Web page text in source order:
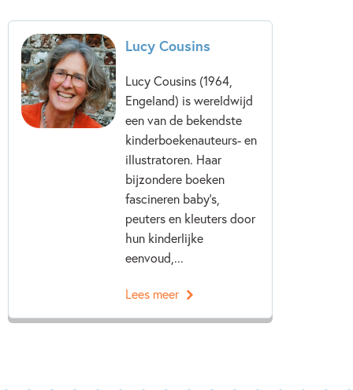
Lucy Cousins
Lucy Cousins (1964,
Engeland) is wereldwijd
een van de bekendste
kinderboekenauteurs- en
illustratoren. Haar
bijzondere boeken
fascineren baby’s,
peuters en kleuters door
hun kinderlijke
eenvoud,...
Lees meer